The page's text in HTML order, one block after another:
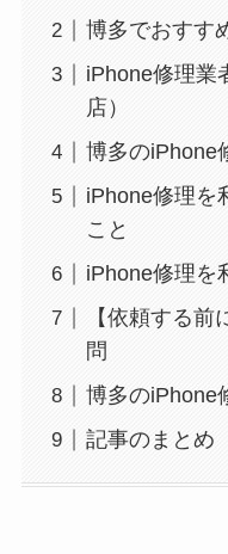
博多でおすす
iPhone修理業
店）
博多のiPhone
iPhone修理を
こと
iPhone修理を
【依頼する
問
博多のiPhone
記事のまとめ